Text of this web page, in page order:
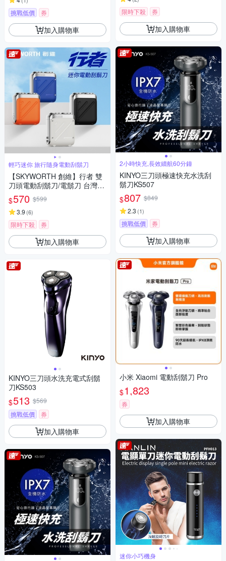
挑戰低價 券
加入購物車
輕巧迷你 旅行隨身電動刮鬍刀
【SKYWORTH 創維】行者 雙
刀頭電動刮鬍刀/電鬍刀 台灣公
司貨(充電式/IPX7防水/全機水
洗/磁吸刀頭)
$570 $599
3.9 (6)
限時下殺 券
加入購物車
KINYO三刀頭水洗充電式刮鬍
刀KS503
$513 $569
挑戰低價
券
加入購物車
限時下殺 券
加入購物車
2小時快充,長效續航60分鐘
KINYO三刀頭極速快充水洗刮
鬍刀KS507
$807 $849
2.3 (1)
挑戰低價 券
加入購物車
小米 Xiaomi 電動刮鬍刀 Pro
$1,823
券
加入購物車
迷你小巧機身